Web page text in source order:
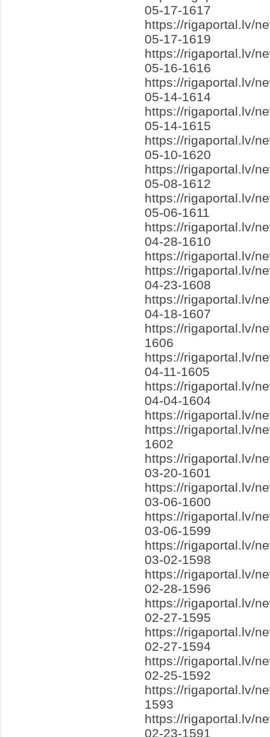
05-17-1617
https://rigaportal.lv/
05-17-1619
https://rigaportal.lv/
05-16-1616
https://rigaportal.lv/
05-14-1614
https://rigaportal.lv/
05-14-1615
https://rigaportal.lv/
05-10-1620
https://rigaportal.lv/
05-08-1612
https://rigaportal.lv/
05-06-1611
https://rigaportal.lv/
04-28-1610
https://rigaportal.lv/
https://rigaportal.lv/
04-23-1608
https://rigaportal.lv/
04-18-1607
https://rigaportal.lv/
1606
https://rigaportal.lv/
04-11-1605
https://rigaportal.lv/
04-04-1604
https://rigaportal.lv/
https://rigaportal.lv/
1602
https://rigaportal.lv/
03-20-1601
https://rigaportal.lv/
03-06-1600
https://rigaportal.lv/
03-06-1599
https://rigaportal.lv/
03-02-1598
https://rigaportal.lv/
02-28-1596
https://rigaportal.lv/
02-27-1595
https://rigaportal.lv/
02-27-1594
https://rigaportal.lv/
02-25-1592
https://rigaportal.lv/
1593
https://rigaportal.lv/
02-23-1591